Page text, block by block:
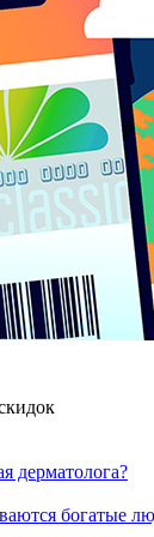
дерматолога?
богатые